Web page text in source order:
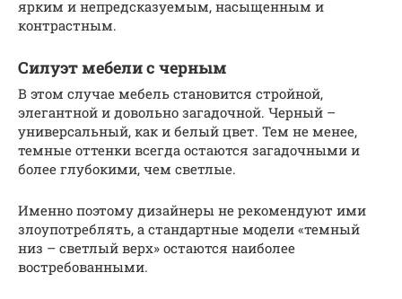
ярким и непредсказуемым, насыщенным и
контрастным.
Силуэт мебели с черным
В этом случае мебель становится стройной,
элегантной и довольно загадочной. Черный –
универсальный, как и белый цвет. Тем не менее,
темные оттенки всегда остаются загадочными и
более глубокими, чем светлые.
Именно поэтому дизайнеры не рекомендуют ими
злоупотреблять, а стандартные модели «темный
низ – светлый верх» остаются наиболее
востребованными.